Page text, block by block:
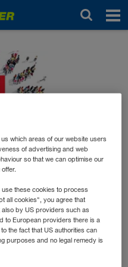
июль 2024
ist
PLACE
which areas of our website users
of advertising and web
so that we can optimise our
these cookies to process
all cookies", you agree that
by US providers such as
to European providers there is a
the fact that US authorities can
purposes and no legal remedy is